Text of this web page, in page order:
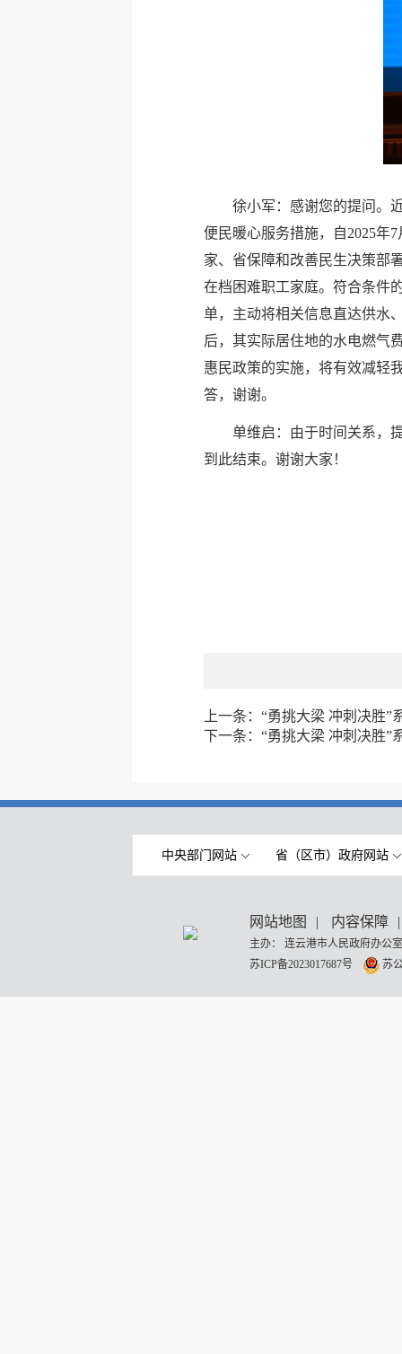
徐小军：感谢您的提问。
便民暖心服务措施，自2025年
家、省保障和改善民生决策部
在档困难职工家庭。符合条件
单，主动将相关信息直达供水
后，其实际居住地的水电燃气
惠民政策的实施，将有效减轻
答，谢谢。
单维启：由于时间关系，
到此结束。谢谢大家！
上一条： “勇挑大梁 冲刺决胜”
下一条： “勇挑大梁 冲刺决胜”
中央部门网站 省（区市）政府网站
网站地图 | 内容保障 |
主办： 连云港市人民政府办
苏ICP备2023017687号
苏